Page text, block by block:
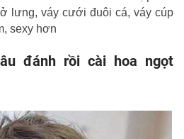
lưng, váy cưới đuôi cá, váy cúp
sexy hơn
đánh rồi cài hoa ngọt